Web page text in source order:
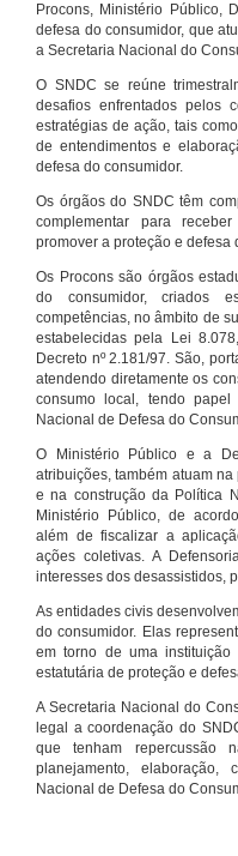
Procons, Ministério Público,
defesa do consumidor, que
a Secretaria Nacional do
O SNDC se reúne
desafios enfrentados pelos
estratégias de ação, tais
de entendimentos e
defesa do consumidor.
Os órgãos do SNDC têm
complementar para
promover a proteção e defesa
Os Procons são órgãos
do consumidor, criados
competências, no âmbito de
estabelecidas pela Lei
Decreto nº 2.181/97. São,
atendendo diretamente os
consumo local, tendo
Nacional de Defesa do
O Ministério Público e a
atribuições, também atuam
e na construção da Política
Ministério Público, de
além de fiscalizar a
ações coletivas. A
interesses dos desassistidos,
As entidades civis
do consumidor. Elas
em torno de uma instituição
estatutária de proteção e
A Secretaria Nacional do
legal a coordenação do
que tenham repercussão
planejamento, elaboração,
Nacional de Defesa do